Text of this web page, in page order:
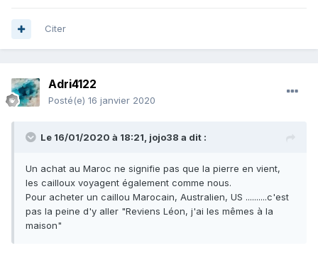
Citer
Adri4122
Posté(e) 16 janvier 2020
Le 16/01/2020 à 18:21, jojo38 a dit :
Un achat au Maroc ne signifie pas que la pierre en vient,
les cailloux voyagent également comme nous.
Pour acheter un caillou Marocain, Australien, US ..........c'est
pas la peine d'y aller "Reviens Léon, j'ai les mêmes à la
maison"